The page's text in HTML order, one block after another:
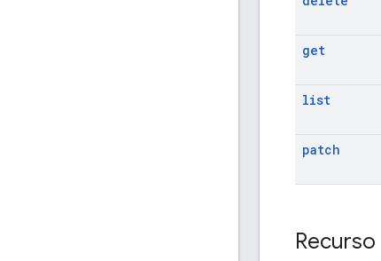
get
list
patch
Recurso